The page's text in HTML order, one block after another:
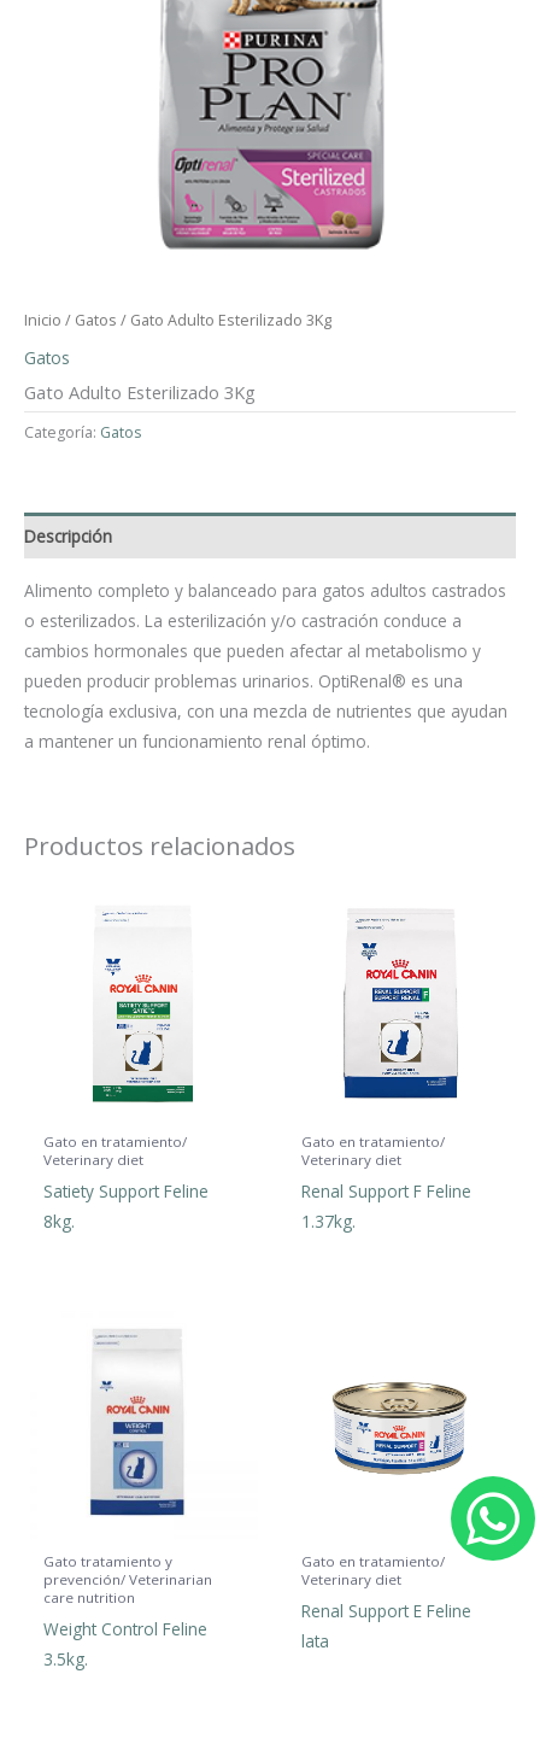
Inicio / Gatos / Gato Adulto Esterilizado 3Kg
Gatos
Gato Adulto Esterilizado 3Kg
Categoría: Gatos
Descripción
Alimento completo y balanceado para gatos adultos castrados
o esterilizados. La esterilización y/o castración conduce a
cambios hormonales que pueden afectar al metabolismo y
pueden producir problemas urinarios. OptiRenal® es una
tecnología exclusiva, con una mezcla de nutrientes que ayudan
a mantener un funcionamiento renal óptimo.
Productos relacionados
Gato en tratamiento/
Veterinary diet
Satiety Support Feline
8kg.
Gato en tratamiento/
Veterinary diet
Renal Support F Feline
1.37kg.
Gato tratamiento y
prevención/ Veterinarian
care nutrition
Weight Control Feline
3.5kg.
Gato en tratamiento/
Veterinary diet
Renal Support E Feline
lata
h